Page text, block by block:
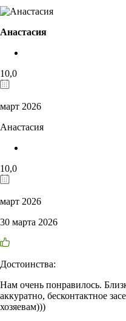
Анастасия
10,0
март 2026
Анастасия
10,0
март 2026
30 марта 2026
Достоинства:
Нам очень понравилось.
аккуратно, бесконтактное
хозяевам)))